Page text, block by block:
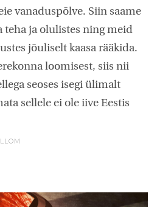
vanaduspõlve. Siin saame
teha ja olulistes ning meid
jõuliselt kaasa rääkida.
loomisest, siis nii
seoses isegi ülimalt
sellele ei ole iive Eestis